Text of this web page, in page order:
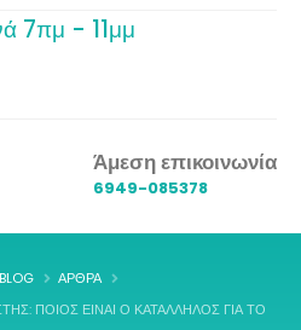
7πμ - 11μμ
Άμεση επικοινωνία
6949-085378
BLOG
ΆΡΘΡΑ
ΠΟΙΟΣ ΕΊΝΑΙ Ο ΚΑΤΆΛΛΗΛΟΣ ΓΙΑ ΤΟ Β